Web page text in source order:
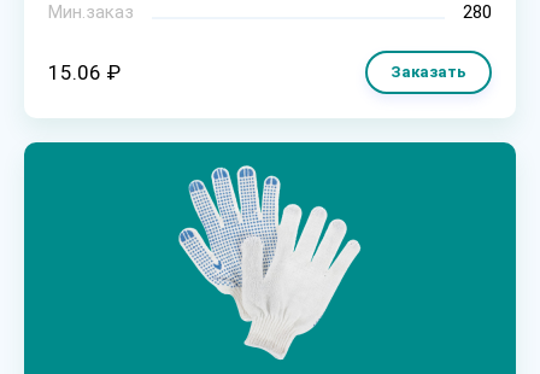
Мин.заказ
280
15.06 ₽ Заказать